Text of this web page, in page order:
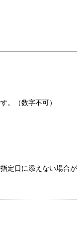
。（数字不可）
定日に添えない場合が